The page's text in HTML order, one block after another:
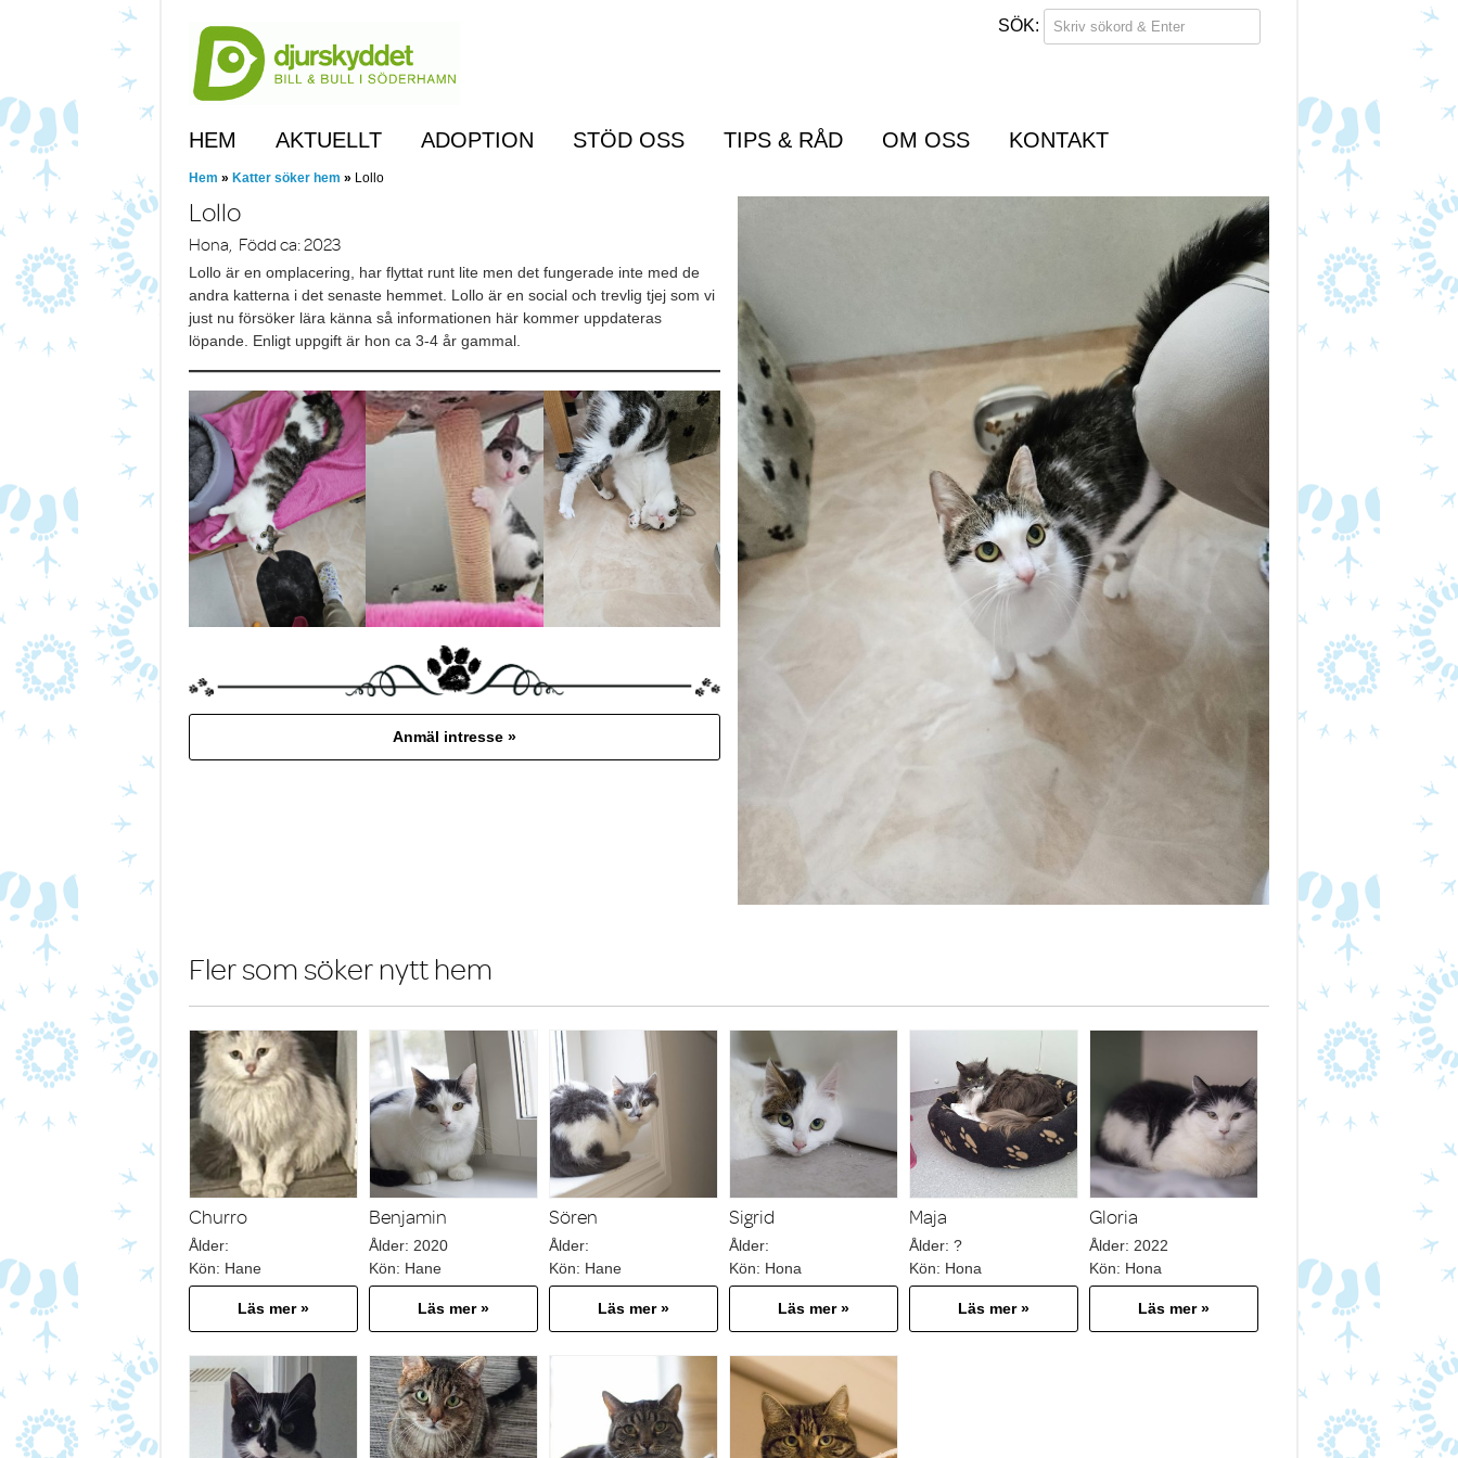
Menu
Skip to content
HEM AKTUELLT ADOPTION STÖD OSS TIPS & RÅD OM OSS KONTAKT
Hem » Katter söker hem » Lollo
Lollo
Hona, Född ca: 2023
Lollo är en omplacering, har flyttat runt lite men det fungerade inte med de
andra katterna i det senaste hemmet. Lollo är en social och trevlig tjej som vi
just nu försöker lära känna så informationen här kommer uppdateras
löpande. Enligt uppgift är hon ca 3-4 år gammal.
Anmäl intresse »
Fler som söker nytt hem
Churro
Ålder:
Kön: Hane
Läs mer »
Benjamin
Ålder: 2020
Kön: Hane
Läs mer »
Sören
Ålder:
Kön: Hane
Läs mer »
Sigrid
Ålder:
Kön: Hona
Läs mer »
Maja
Ålder: ?
Kön: Hona
Läs mer »
Gloria
Ålder: 2022
Kön: Hona
Läs mer »